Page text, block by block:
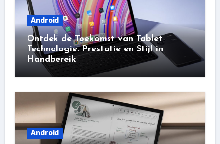
Android
Ontdek de Toekomst van Tablet
Technologie: Prestatie en Stijl in
Handbereik
Android